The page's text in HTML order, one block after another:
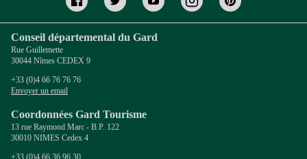
Conseil départemental du Gard
Rue Guillemette
30044 Nîmes CEDEX 9
+33 (0)4 66 76 76 76
Envoyer un email
Coordonnées Gard Tourisme
13 rue Raymond Marc - B.P. 122
30010 NIMES Cedex 4
+33 (0)4 66 36 96 30